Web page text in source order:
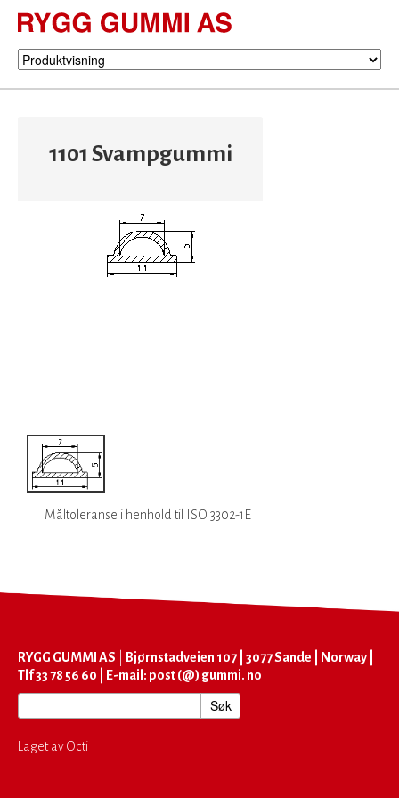
1101 Svampgummi
Måltoleranse i henhold til ISO 3302-1E
RYGG GUMMI AS
Bjørnstadveien 107 | 3077 Sande | Norway |
Tlf 33 78 56 60 | E-mail: post (@) gummi. no
Laget av Octi